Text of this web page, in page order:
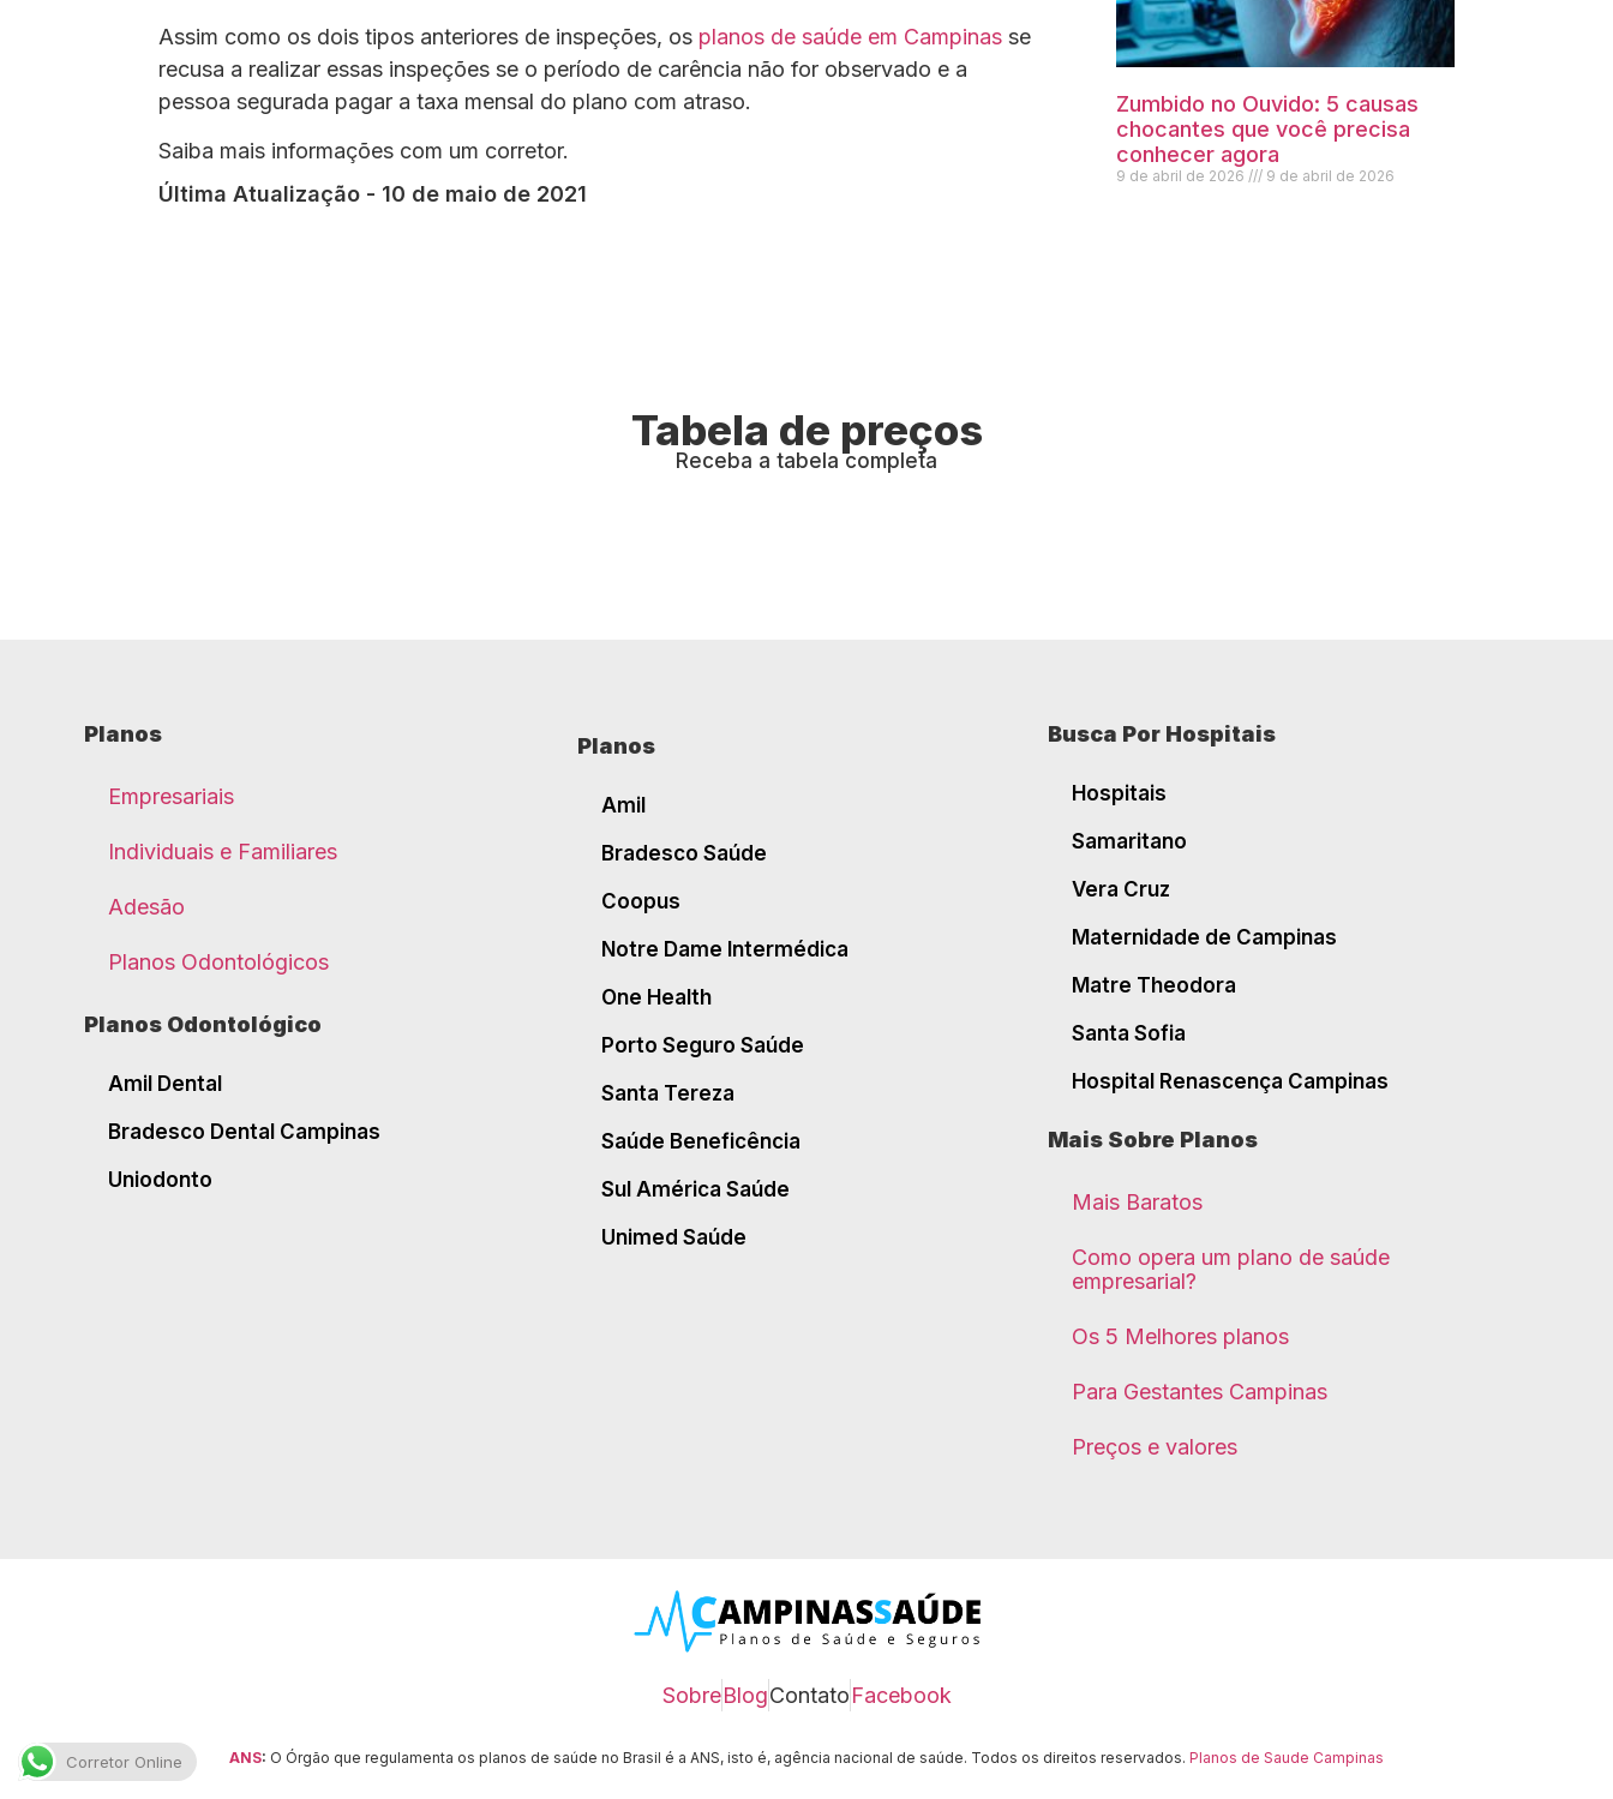
Assim como os dois tipos anteriores de inspeções, os planos de saúde em Campinas se
recusa a realizar essas inspeções se o período de carência não for observado e a
pessoa segurada pagar a taxa mensal do plano com atraso.
Saiba mais informações com um corretor.
Última Atualização - 10 de maio de 2021
Zumbido no Ouvido: 5 causas
chocantes que você precisa
conhecer agora
9 de abril de 2026 9 de abril de 2026
Tabela de preços
Receba a tabela completa
Planos
Empresariais
Individuais e Familiares
Adesão
Planos Odontológicos
Planos Odontológico
Amil Dental
Bradesco Dental Campinas
Uniodonto
Planos
Amil
Bradesco Saúde
Coopus
Notre Dame Intermédica
One Health
Porto Seguro Saúde
Santa Tereza
Saúde Beneficência
Sul América Saúde
Unimed Saúde
Busca Por Hospitais
Hospitais
Samaritano
Vera Cruz
Maternidade de Campinas
Matre Theodora
Santa Sofia
Hospital Renascença Campinas
Mais Sobre Planos
Mais Baratos
Como opera um plano de saúde
empresarial?
Os 5 Melhores planos
Para Gestantes Campinas
Preços e valores
SobreBlogContatoFacebook
ANS: O Órgão que regulamenta os planos de saúde no Brasil é a ANS, isto é, agência nacional de saúde. Todos os direitos reservados. Planos de Saude Campinas
Corretor Online